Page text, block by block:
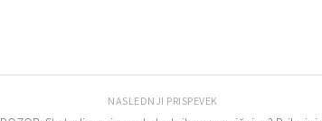
NASLEDNJI PRISPEVEK